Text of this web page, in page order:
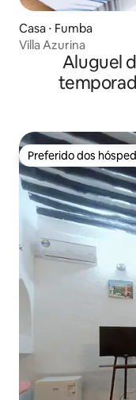
Casa ⋅ Fumba
Villa Azurina
Aluguel
Preferido dos
Preferido dos